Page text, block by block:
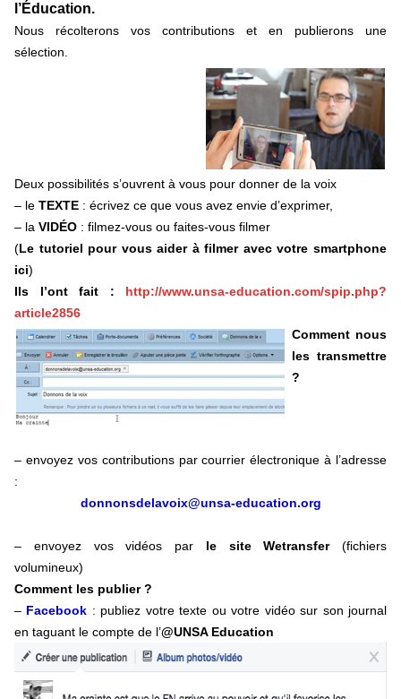
l’Éducation.
Nous récolterons vos contributions et en publierons une
sélection.
Deux possibilités s’ouvrent à vous pour donner de la voix
– le TEXTE : écrivez ce que vous avez envie d’exprimer,
– la VIDÉO : filmez-vous ou faites-vous filmer
(Le tutoriel pour vous aider à filmer avec votre smartphone
ici)
Ils l’ont fait : http://www.unsa-education.com/spip.php?
article2856
Comment nous
les transmettre
?
– envoyez vos contributions par courrier électronique à l’adresse
:
donnonsdelavoix@unsa-education.org
– envoyez vos vidéos par le site Wetransfer(fichiers
volumineux)
Comment les publier ?
– Facebook : publiez votre texte ou votre vidéo sur son journal
en taguant le compte de l’@UNSA Education